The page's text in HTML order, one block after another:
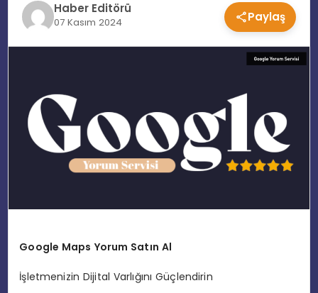
SIYASET
EĞITIM
MAGAZIN
Haber Editörü
07 Kasım 2024 Paylaş
Google Maps Yorum Satın Al
İşletmenizin Dijital Varlığını Güçlendirin